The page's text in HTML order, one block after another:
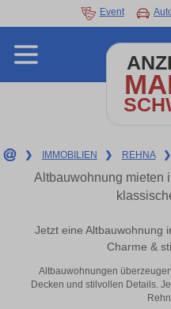
Event
❯ IMMOBILIEN ❯ REHNA ❯
Altbauwohnung mieten
Jetzt eine Altbauwohnung
Charme &
Altbauwohnungen
Decken und stilvollen Details.